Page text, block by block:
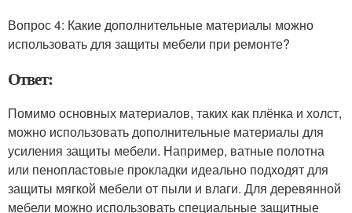
Вопрос 4: Какие дополнительные материалы можно
использовать для защиты мебели при ремонте?
Ответ:
Помимо основных материалов, таких как плёнка и холст,
можно использовать дополнительные материалы для
усиления защиты мебели. Например, ватные полотна
или пенопластовые прокладки идеально подходят для
защиты мягкой мебели от пыли и влаги. Для деревянной
мебели можно использовать специальные защитные